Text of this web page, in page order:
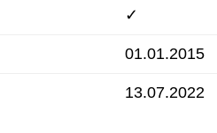
✓
01.01.2015
13.07.2022